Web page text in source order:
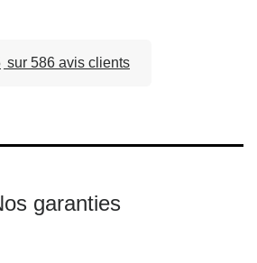
sur 586 avis clients
garanties